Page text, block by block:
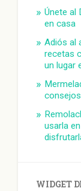
Únete al
en casa
Adiós al
recetas
un lugar
usarla
WIDGET